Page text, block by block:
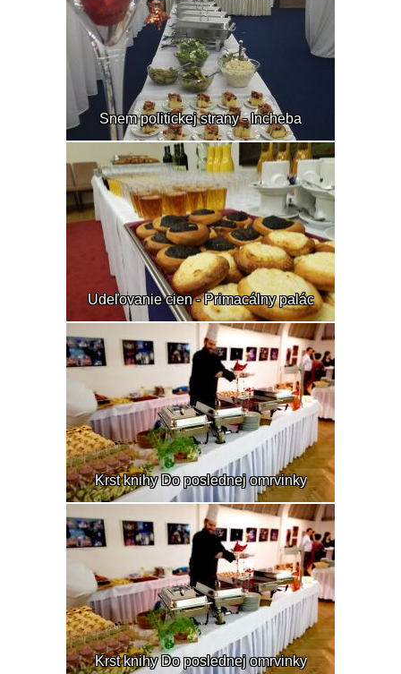
Snem politickej strany - Incheba
Udeľovanie cien - Primacálny palác
Krst knihy Do poslednej omrvinky
Krst knihy Do poslednej omrvinky